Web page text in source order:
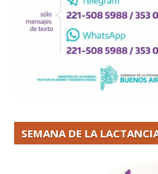
SEMANA DE LA